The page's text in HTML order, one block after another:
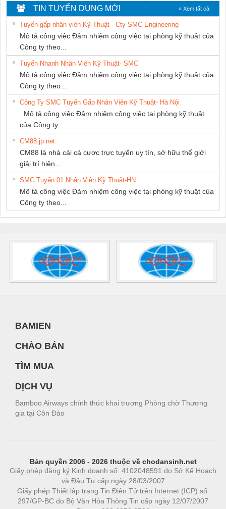
CÁP ĐIỆN
THƯỢNG ĐÌNH
DỊCH VỤ KỸ
THUẬT ĐIỆN CƠ
GIA HƯNG
PHÁT
TIẾN HƯNG
TIN TUYỂN DỤNG MỚI » Xem tất cả
Tuyển gấp nhân viên Kỹ Thuật - Cty SMC Engineering
Mô tả công việc Đảm nhiệm công việc tại phòng kỹ thuật của
Công ty theo...
Tuyển Nhanh Nhân Viên Kỹ Thuật- SMC
Mô tả công việc Đảm nhiệm công việc tại phòng kỹ thuật của
Công ty theo...
Công Ty SMC Tuyển Gấp Nhân Viên Kỹ Thuật- Hà Nội
Mô tả công việc Đảm nhiệm công việc tại phòng kỹ thuật
của Công ty...
CM88 jp net
CM88 là nhà cái cá cược trực tuyến uy tín, sở hữu thế giới
giải trí hiện...
SMC Tuyển 01 Nhân Viên Kỹ Thuật-HN
Mô tả công việc Đảm nhiệm công việc tại phòng kỹ thuật của
Công ty theo...
BAMIEN
CHÀO BÁN
TÌM MUA
DỊCH VỤ
Bamboo Airways chính thức khai trương Phòng chờ Thương
gia tại Côn Đảo
Bản quyền 2006 - 2026 thuộc về chodansinh.net
Giấy phép đăng ký Kinh doanh số: 4102048591 do Sở Kế Hoạch
và Đầu Tư cấp ngày 28/03/2007
Giấy phép Thiết lập trang Tin Điện Tử trên Internet (ICP) số:
297/GP-BC do Bộ Văn Hóa Thông Tin cấp ngày 12/07/2007